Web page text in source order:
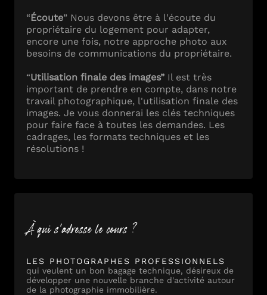
“Écoute” Nous devons être à l'écoute du
propriétaire du logement pour adapter,
encore une fois, notre approche photo aux
besoins de communications du propriétaire.
“Utilisation finale des images” Il est très
important de prendre en compte, dans notre
travail photographique, l'utilisation finale des
images. Je vous donnerai les clés techniques
pour faire face à toutes les demandes. Les
cadrages, les formats techniques et les
résolutions !
À qui s'adresse le cours ?
LES PHOTOGRAPHES PROFESSIONNELS
qui veulent un bon bagage technique, désireux de
développer une nouvelle branche d'activité autour
de la photographie immobilière.